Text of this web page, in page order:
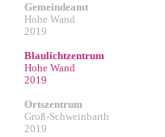
Gemeindeamt
Hohe Wand
2019
Blaulichtzentrum
Hohe Wand
2019
Ortszentrum
Groß-Schweinbarth
2019